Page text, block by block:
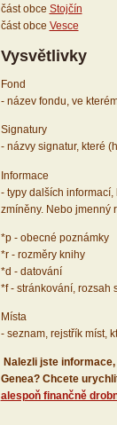
část obce Stojčín
část obce Vesce
Vysvětlivky
Fond
- název fondu, ve
Signatury
- názvy signatur, které
Informace
- typy dalších
zmíněny. Nebo jmenný
*p - obecné poznámky
*r - rozměry knihy
*d - datování
*f - stránkování, rozsah
Místa
- seznam, rejstřík míst,
Nalezli jste
Genea? Chcete
alespoň finančně